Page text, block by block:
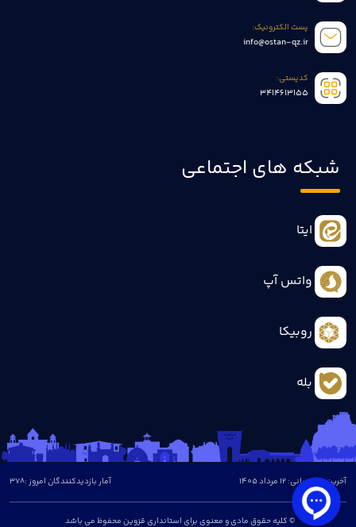
پست الکترونیک:
info@ostan-qz.ir
کدپستی:
3414613155
شبکه های اجتماعی
ایتا
واتس آپ
روبیکا
بله
آخرین بروزرسانی: 12 مرداد 1405
© کلیه حقوق مادی و معنوی برای استانداری قزوین محفوظ می باشد
آمار بازدیدکنندگان امروز :378